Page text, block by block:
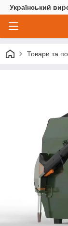
Український
Товари та